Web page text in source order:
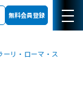
無料会員登録
ーリ・ローマ・ス